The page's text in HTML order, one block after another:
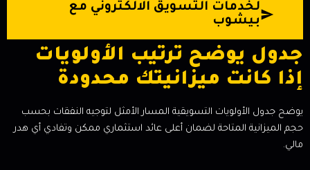
لخدمات التسويق الالكتروني مع
بيشوب
جدول يوضح ترتيب الأولويات
إذا كانت ميزانيتك محدودة
يوضح جدول الأولويات التسويقية المسار الأمثل لتوجيه النفقات بحسب
حجم الميزانية المتاحة لضمان أعلى عائد استثماري ممكن وتفادي أي هدر
مالي.